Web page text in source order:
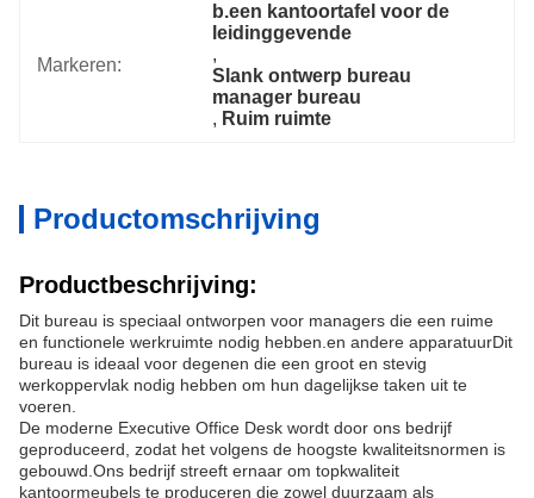
Markeren:
b.een kantoortafel voor de
leidinggevende
,
Slank ontwerp bureau
manager bureau
, Ruim ruimte
Productomschrijving
Productbeschrijving:
Dit bureau is speciaal ontworpen voor managers die een ruime
en functionele werkruimte nodig hebben.en andere apparatuurDit
bureau is ideaal voor degenen die een groot en stevig
werkoppervlak nodig hebben om hun dagelijkse taken uit te
voeren.
De moderne Executive Office Desk wordt door ons bedrijf
geproduceerd, zodat het volgens de hoogste kwaliteitsnormen is
gebouwd.Ons bedrijf streeft ernaar om topkwaliteit
kantoormeubels te produceren die zowel duurzaam als